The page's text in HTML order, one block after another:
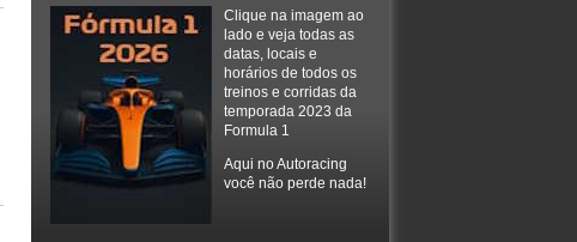
Clique na imagem ao
lado e veja todas as
datas, locais e
horários de todos os
treinos e corridas da
temporada 2023 da
Formula 1
Aqui no Autoracing
você não perde nada!